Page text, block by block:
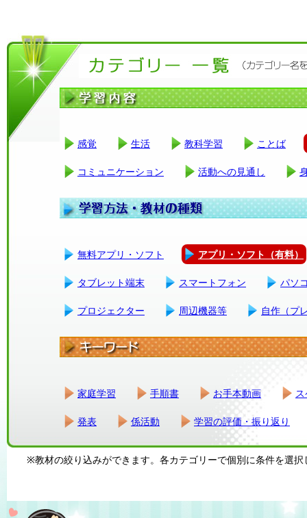
感覚 生活 教科学習 ことば
コミュニケーション 活動への見通し
無料アプリ・ソフト アプリ・ソフト（有料）
タブレット端末 スマートフォン パソ
プロジェクター 周辺機器等 自作（プ
家庭学習 手順書 お手本動画
発表 係活動 学習の評価・振り返り
※教材の絞り込みができます。各カテゴリーで個別に条件を選択